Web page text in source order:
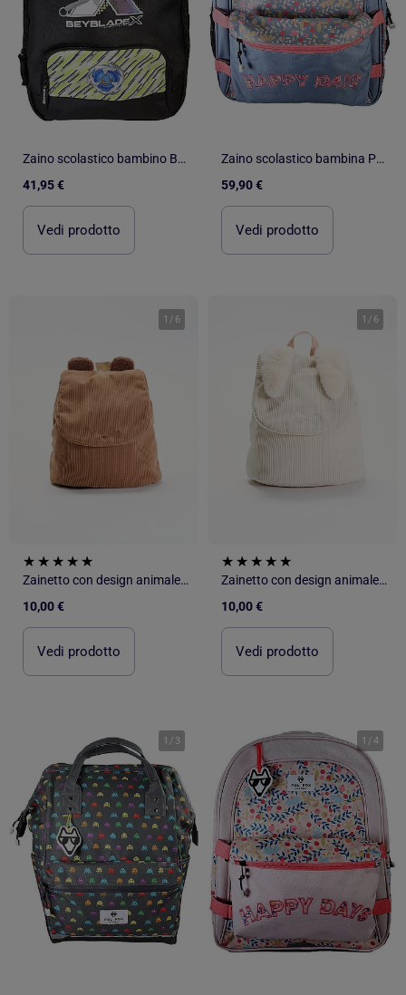
Zaino scolastico bambino Beyblade X 38 cm nero e verde 2 scomparti
41,95 €
Vedi prodotto
Zaino scolastico bambina POL FOX HAPPY JEAN reversibile 2 scomparti blu navy motivo fiore
59,90 €
Vedi prodotto
1 / 6
Zainetto con design animale e orecchie
10,00 €
Vedi prodotto
1 / 6
Zainetto con design animale e orecchie
10,00 €
Vedi prodotto
1 / 3 1 /4